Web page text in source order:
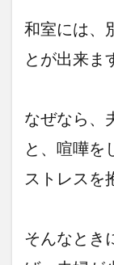
和室には、
とが出来ま
なぜなら、
と、喧嘩を
ストレスを
そんなとき